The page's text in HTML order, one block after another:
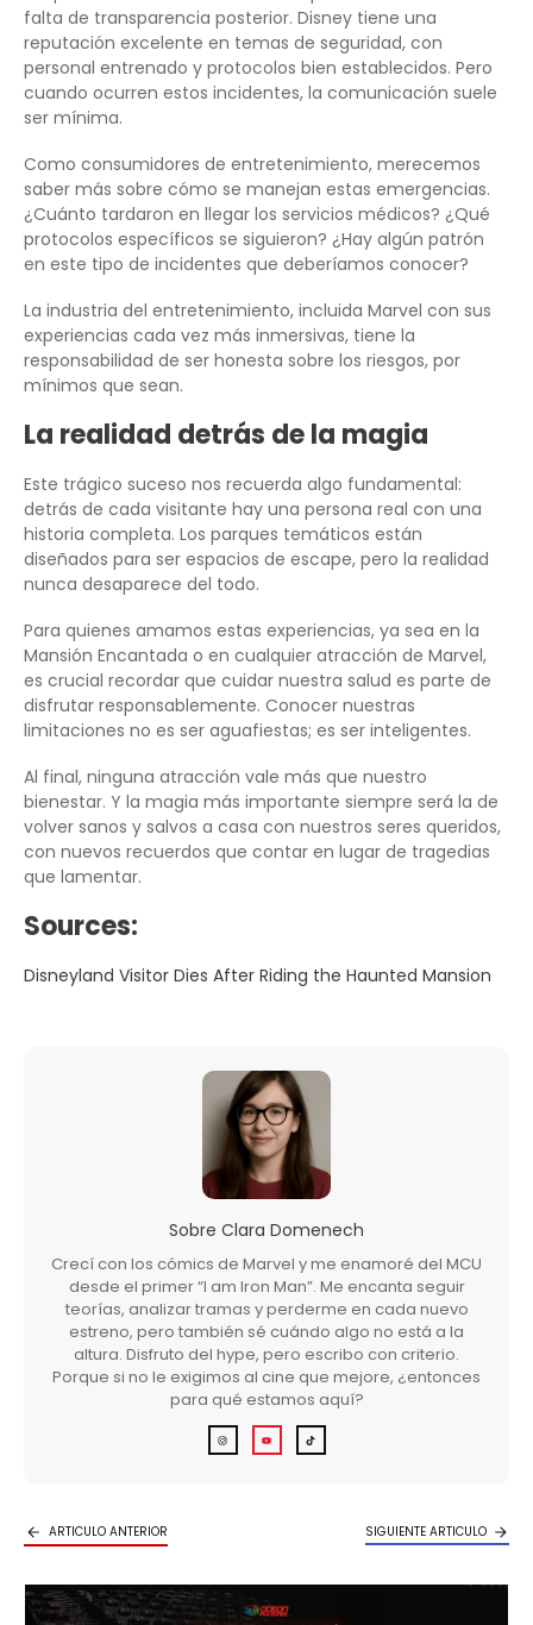
falta de transparencia posterior. Disney tiene una
reputación excelente en temas de seguridad, con
personal entrenado y protocolos bien establecidos. Pero
cuando ocurren estos incidentes, la comunicación suele
ser mínima.
Como consumidores de entretenimiento, merecemos
saber más sobre cómo se manejan estas emergencias.
¿Cuánto tardaron en llegar los servicios médicos? ¿Qué
protocolos específicos se siguieron? ¿Hay algún patrón
en este tipo de incidentes que deberíamos conocer?
La industria del entretenimiento, incluida Marvel con sus
experiencias cada vez más inmersivas, tiene la
responsabilidad de ser honesta sobre los riesgos, por
mínimos que sean.
La realidad detrás de la magia
Este trágico suceso nos recuerda algo fundamental:
detrás de cada visitante hay una persona real con una
historia completa. Los parques temáticos están
diseñados para ser espacios de escape, pero la realidad
nunca desaparece del todo.
Para quienes amamos estas experiencias, ya sea en la
Mansión Encantada o en cualquier atracción de Marvel,
es crucial recordar que cuidar nuestra salud es parte de
disfrutar responsablemente. Conocer nuestras
limitaciones no es ser aguafiestas; es ser inteligentes.
Al final, ninguna atracción vale más que nuestro
bienestar. Y la magia más importante siempre será la de
volver sanos y salvos a casa con nuestros seres queridos,
con nuevos recuerdos que contar en lugar de tragedias
que lamentar.
Sources:
Disneyland Visitor Dies After Riding the Haunted Mansion
Sobre Clara Domenech
Crecí con los cómics de Marvel y me enamoré del MCU
desde el primer “I am Iron Man”. Me encanta seguir
teorías, analizar tramas y perderme en cada nuevo
estreno, pero también sé cuándo algo no está a la
altura. Disfruto del hype, pero escribo con criterio.
Porque si no le exigimos al cine que mejore, ¿entonces
para qué estamos aquí?
ARTICULO ANTERIOR SIGUIENTE ARTICULO